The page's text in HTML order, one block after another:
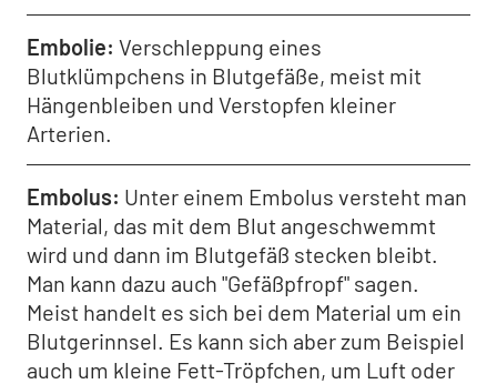
Embolie Verschleppung eines
Blutklümpchens in Blutgefäße, meist mit
Hängenbleiben und Verstopfen kleiner
Arterien.
Embolus Unter einem Embolus versteht man
Material, das mit dem Blut angeschwemmt
wird und dann im Blutgefäß stecken bleibt.
Man kann dazu auch "Gefäßpfropf" sagen.
Meist handelt es sich bei dem Material um ein
Blutgerinnsel. Es kann sich aber zum Beispiel
auch um kleine Fett-Tröpfchen, um Luft oder